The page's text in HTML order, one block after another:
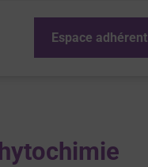
Espace adhérent